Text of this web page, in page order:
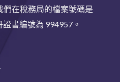
們在稅務局的檔案號碼是
書編號為 994957。